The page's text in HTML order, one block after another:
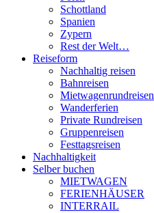
Schottland
Spanien
Zypern
Rest der Welt…
Reiseform
Nachhaltig reisen
Bahnreisen
Mietwagenrundreisen
Wanderferien
Private Rundreisen
Gruppenreisen
Festtagsreisen
Nachhaltigkeit
Selber buchen
MIETWAGEN
FERIENHÄUSER
INTERRAIL